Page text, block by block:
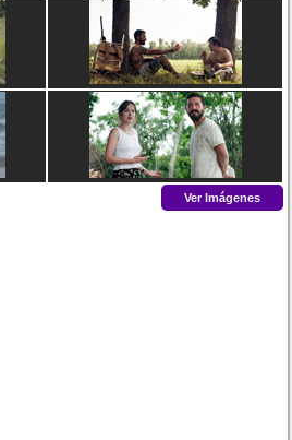
Ver Imágenes